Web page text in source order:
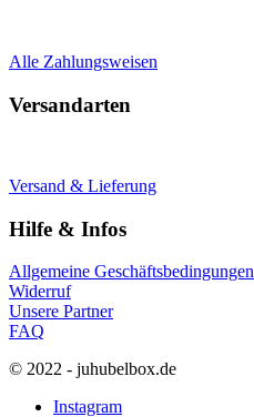
Alle Zahlungsweisen
Versandarten
Versand & Lieferung
Hilfe & Infos
Allgemeine Geschäftsbedingungen
Widerruf
Unsere Partner
FAQ
© 2022 - juhubelbox.de
Instagram